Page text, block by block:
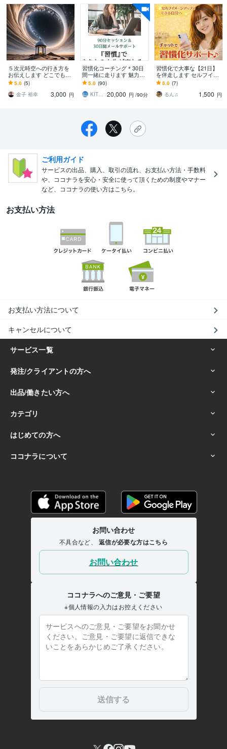
５次元時空への行き方を
お伝えします どこでも聞
けない現実という並行世
界（パラレルワールド）
の話
5.0 (5)
金子 裕幸
3,000 円
習慣化コーチング＊30日
間一緒に走ります 魅力発
見セッション(90分)×30日
間のメッセージサポート
5.0 (90)
KITRI（キトリ） 20,000 円 /90分
習慣化で大事な【21日】
を伴走します セルフイメ
ージを上げて、自分のゴ
ールを達成しよう♪
5.0 (7)
るん♫
1,500 円
ご利用ガイド
サービスの出品、購入、取引の流れ、お支払い方法・手数料
や、ココナラを安心・安全に使って頂くための制度やマナー
など、ココナラの使い方はこちら。
お支払い方法
お支払い方法について
キャンセルについて